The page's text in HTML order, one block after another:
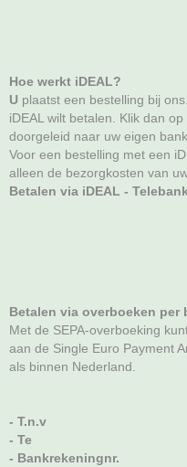
Hoe werkt iDEAL?
U plaatst een bestelling bij
iDEAL wilt betalen. Klik dan
doorgeleid naar uw eigen
Voor een bestelling met een
alleen de bezorgkosten van
Betalen via iDEAL -
Betalen via overboeken per
Met de SEPA-overboeking
aan de Single Euro Payment
als binnen Nederland.
- T.n.v
- Te
- Bankrekeningnr.